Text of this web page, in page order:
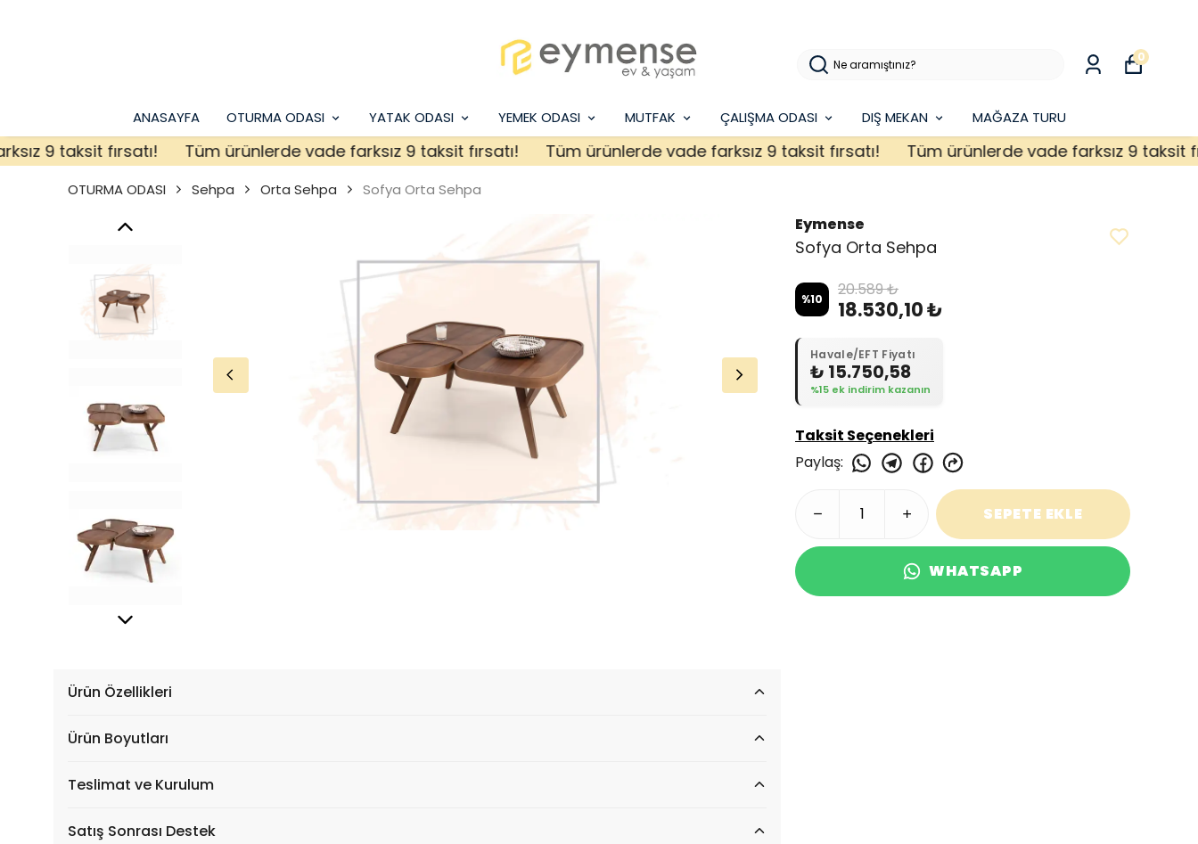
ANASAYFA OTURMA ODASI YATAK ODASI YEMEK ODASI MUTFAK ÇALIŞMA ODASI DIŞ MEKAN MAĞAZA TURU
0
9 taksit fırsatı! Tüm ürünlerde vade farksız 9 taksit fırsatı! Tüm ürünlerde vade farksız 9 taksit fırsatı! Tüm ürünlerde vade farksız 9 taksit
OTURMA ODASI Sehpa Orta Sehpa Sofya Orta Sehpa
Eymense
Sofya Orta Sehpa
%10 20.589 ₺
18.530,10 ₺
Havale/EFT Fiyatı
₺ 15.750,58
%15 ek indirim kazanın
Taksit Seçenekleri
Paylaş:
SEPETE EKLE
WHATSAPP
Ürün Özellikleri
Ürün Boyutları
Teslimat ve Kurulum
Satış Sonrası Destek